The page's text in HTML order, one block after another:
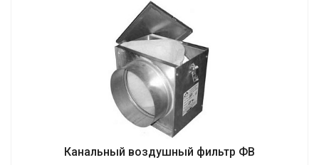
Канальный воздушный фильтр ФВ